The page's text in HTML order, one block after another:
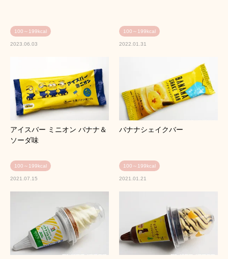
100～199kcal
2023.06.03
100～199kcal
2022.01.31
アイスバー ミニオン バナナ＆
ソーダ味
100～199kcal
2021.07.15
バナナシェイクバー
100～199kcal
2021.01.21